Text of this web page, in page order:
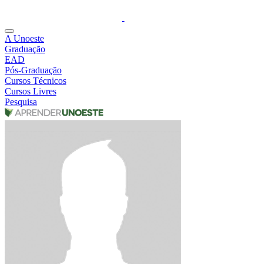
A Unoeste
Graduação
EAD
Pós-Graduação
Cursos Técnicos
Cursos Livres
Pesquisa